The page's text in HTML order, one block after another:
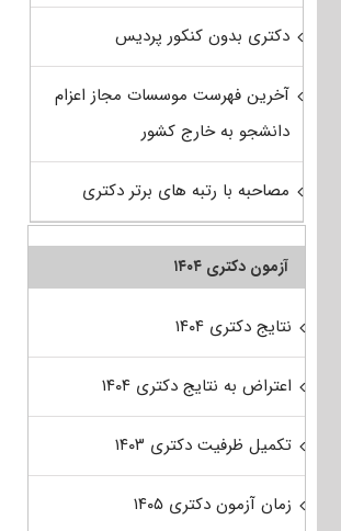
دکتری بدون کنکور پردیس
آخرین فهرست موسسات مجاز اعزام
دانشجو به خارج کشور
مصاحبه با رتبه های برتر دکتری
آزمون دکتری ۱۴۰۴
نتایج دکتری ۱۴۰۴
اعتراض به نتایج دکتری ۱۴۰۴
تکمیل ظرفیت دکتری ۱۴۰۳
زمان آزمون دکتری ۱۴۰۵